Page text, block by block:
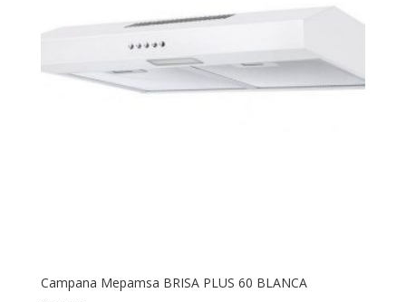
Campana Mepamsa BRISA PLUS 60 BLANCA